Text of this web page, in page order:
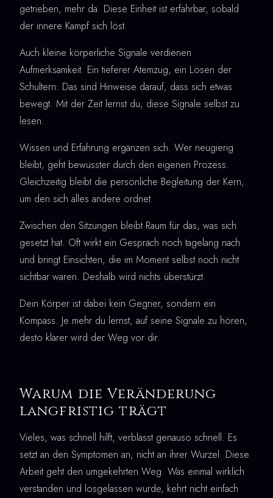
getrieben, mehr da. Diese Einheit ist erfahrbar, sobald
der innere Kampf sich löst.
Auch kleine körperliche Signale verdienen
Aufmerksamkeit. Ein tieferer Atemzug, ein Lösen der
Schultern: Das sind Hinweise darauf, dass sich etwas
bewegt. Mit der Zeit lernst du, diese Signale selbst zu
lesen.
Wissen und Erfahrung ergänzen sich. Wer neugierig
bleibt, geht bewusster durch den eigenen Prozess.
Gleichzeitig bleibt die persönliche Begleitung der Kern,
um den sich alles andere ordnet.
Zwischen den Sitzungen bleibt Raum für das, was sich
gesetzt hat. Oft wirkt ein Gespräch noch tagelang nach
und bringt Einsichten, die im Moment selbst noch nicht
sichtbar waren. Deshalb wird nichts überstürzt.
Dein Körper ist dabei kein Gegner, sondern ein
Kompass. Je mehr du lernst, auf seine Signale zu hören,
desto klarer wird der Weg vor dir.
Warum die Veränderung
langfristig trägt
Vieles, was schnell hilft, verblasst genauso schnell. Es
setzt an den Symptomen an, nicht an ihrer Wurzel. Diese
Arbeit geht den umgekehrten Weg. Was einmal wirklich
verstanden und losgelassen wurde, kehrt nicht einfach